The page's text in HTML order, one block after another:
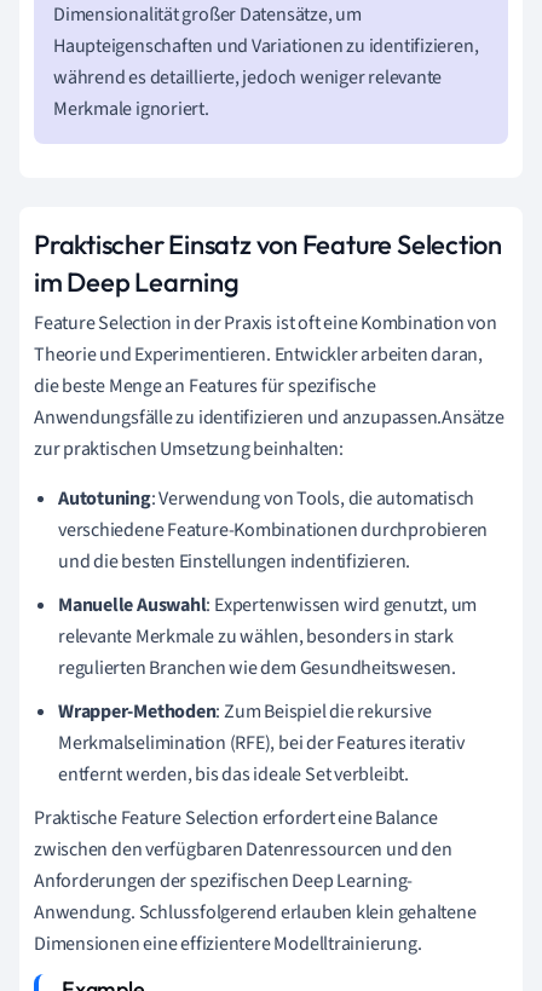
Dimensionalität großer Datensätze, um
Haupteigenschaften und Variationen zu identifizieren,
während es detaillierte, jedoch weniger relevante
Merkmale ignoriert.
Praktischer Einsatz von Feature Selection
im Deep Learning
Feature Selection in der Praxis ist oft eine Kombination von
Theorie und Experimentieren. Entwickler arbeiten daran,
die beste Menge an Features für spezifische
Anwendungsfälle zu identifizieren und anzupassen.Ansätze
zur praktischen Umsetzung beinhalten:
Autotuning: Verwendung von Tools, die automatisch
verschiedene Feature-Kombinationen durchprobieren
und die besten Einstellungen indentifizieren.
Manuelle Auswahl: Expertenwissen wird genutzt, um
relevante Merkmale zu wählen, besonders in stark
regulierten Branchen wie dem Gesundheitswesen.
Wrapper-Methoden: Zum Beispiel die rekursive
Merkmalselimination (RFE), bei der Features iterativ
entfernt werden, bis das ideale Set verbleibt.
Praktische Feature Selection erfordert eine Balance
zwischen den verfügbaren Datenressourcen und den
Anforderungen der spezifischen Deep Learning-
Anwendung. Schlussfolgerend erlauben klein gehaltene
Dimensionen eine effizientere Modelltrainierung.